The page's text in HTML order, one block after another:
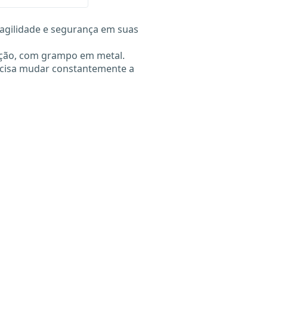
e segurança em suas
com grampo em metal.
mudar constantemente a